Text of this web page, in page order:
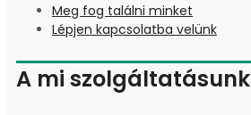
Meg fog találni minket
Lépjen kapcsolatba velünk
A mi szolgáltatásunk